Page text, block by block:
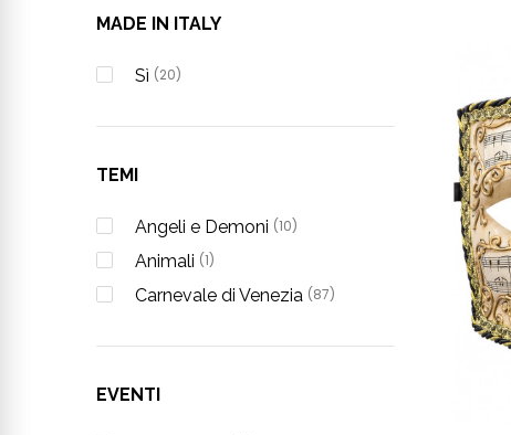
MADE IN ITALY
Sì (20)
TEMI
Angeli e Demoni (10)
Animali (1)
Carnevale di Venezia (87)
EVENTI